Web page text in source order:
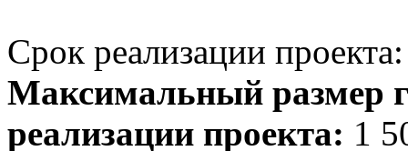
Срок реализации
Максимальный размер
реализации проекта: 1